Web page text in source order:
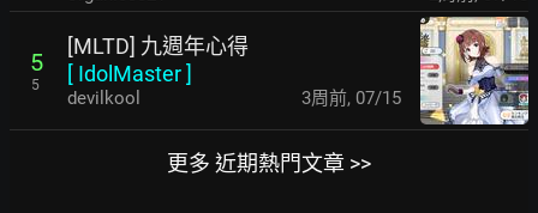
5
5
[MLTD] 九週年心得
[ IdolMaster]
devilkool 3周前, 07/15
更多 近期熱門文章 >>